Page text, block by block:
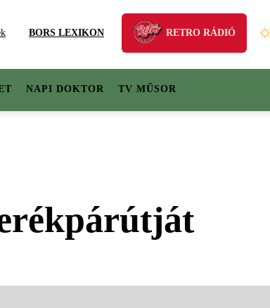
BORS LEXIKON RETRO RÁDIÓ
NAPI DOKTOR TV MŰSOR